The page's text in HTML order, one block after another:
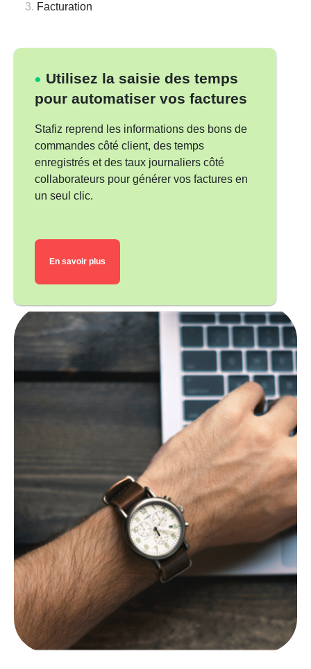
Facturation
Utilisez la saisie des temps
pour automatiser vos factures
Stafiz reprend les informations des bons de
commandes côté client, des temps
enregistrés et des taux journaliers côté
collaborateurs pour générer vos factures en
un seul clic.
En savoir plus